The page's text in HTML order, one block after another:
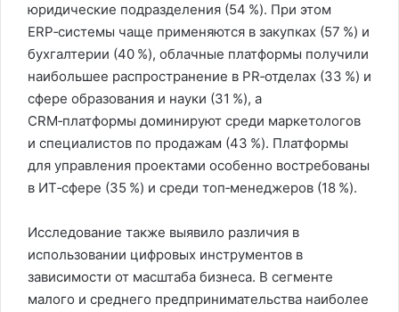
юридические подразделения (54 %). При этом
ERP‑системы чаще применяются в закупках (57 %) и
бухгалтерии (40 %), облачные платформы получили
наибольшее распространение в PR‑отделах (33 %) и
сфере образования и науки (31 %), а
CRM‑платформы доминируют среди маркетологов
и специалистов по продажам (43 %). Платформы
для управления проектами особенно востребованы
в ИТ‑сфере (35 %) и среди топ‑менеджеров (18 %).
Исследование также выявило различия в
использовании цифровых инструментов в
зависимости от масштаба бизнеса. В сегменте
малого и среднего предпринимательства наиболее